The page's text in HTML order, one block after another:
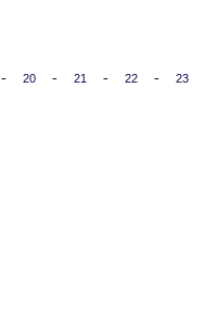
- 20 - 21 - 22 - 23